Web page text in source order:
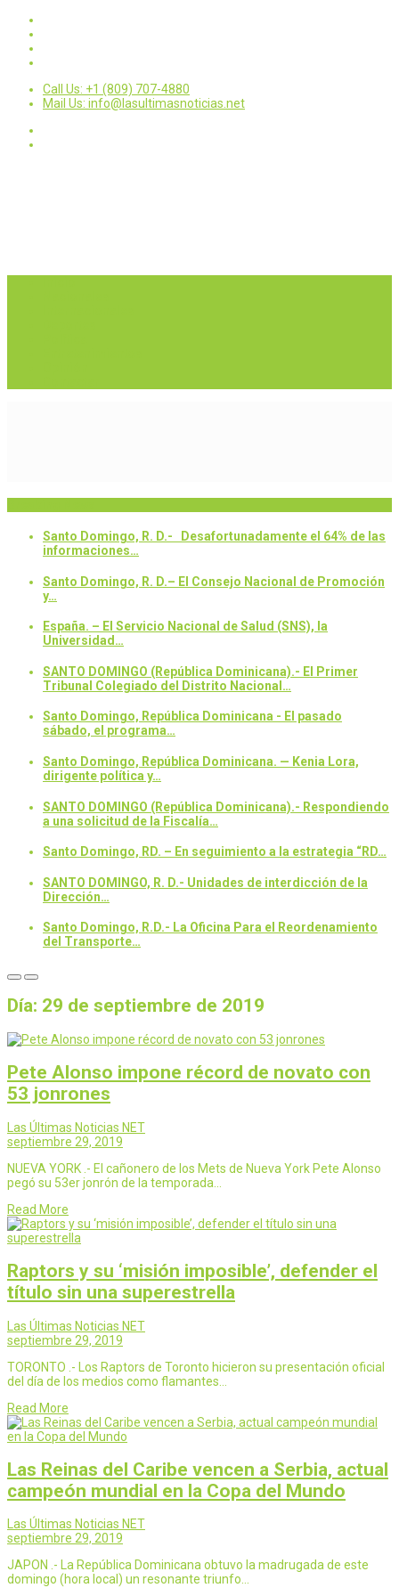
Call Us: +1 (809) 707-4880
Mail Us: info@lasultimasnoticias.net
Santo Domingo, R. D.- Desafortunadamente el 64% de las
informaciones…
Santo Domingo, R. D.– El Consejo Nacional de Promoción
y…
España. – El Servicio Nacional de Salud (SNS), la
Universidad…
SANTO DOMINGO (República Dominicana).- El Primer
Tribunal Colegiado del Distrito Nacional…
Santo Domingo, República Dominicana - El pasado
sábado, el programa…
Santo Domingo, República Dominicana. — Kenia Lora,
dirigente política y…
SANTO DOMINGO (República Dominicana).- Respondiendo
a una solicitud de la Fiscalía…
Santo Domingo, RD. – En seguimiento a la estrategia “RD…
SANTO DOMINGO, R. D.- Unidades de interdicción de la
Dirección…
Santo Domingo, R.D.- La Oficina Para el Reordenamiento
del Transporte…
Día: 29 de septiembre de 2019
Pete Alonso impone récord de novato con
53 jonrones
Las Últimas Noticias NET
septiembre 29, 2019
NUEVA YORK .- El cañonero de los Mets de Nueva York Pete Alonso
pegó su 53er jonrón de la temporada…
Read More
Raptors y su ‘misión imposible’, defender el
título sin una superestrella
Las Últimas Noticias NET
septiembre 29, 2019
TORONTO .- Los Raptors de Toronto hicieron su presentación oficial
del día de los medios como flamantes…
Read More
Las Reinas del Caribe vencen a Serbia, actual
campeón mundial en la Copa del Mundo
Las Últimas Noticias NET
septiembre 29, 2019
JAPON .- La República Dominicana obtuvo la madrugada de este
domingo (hora local) un resonante triunfo…